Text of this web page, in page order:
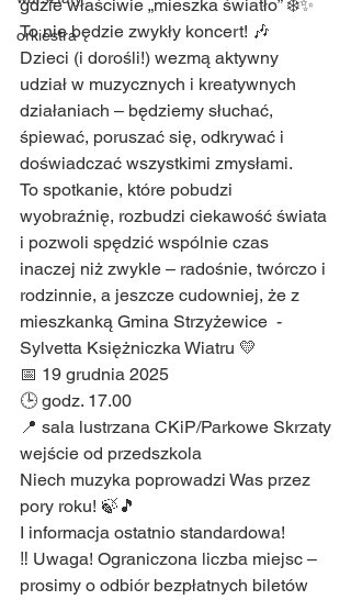
orkiestra
gdzie właściwie „mieszka światło” ❄️✨
To nie będzie zwykły koncert! 🎶
Dzieci (i dorośli!) wezmą aktywny
udział w muzycznych i kreatywnych
działaniach – będziemy słuchać,
śpiewać, poruszać się, odkrywać i
doświadczać wszystkimi zmysłami.
To spotkanie, które pobudzi
wyobraźnię, rozbudzi ciekawość świata
i pozwoli spędzić wspólnie czas
inaczej niż zwykle – radośnie, twórczo i
rodzinnie, a jeszcze cudowniej, że z
mieszkanką Gmina Strzyżewice  -
Sylvetta Księżniczka Wiatru 💛
📅 19 grudnia 2025
🕒 godz. 17.00
📍 sala lustrzana CKiP/Parkowe Skrzaty
wejście od przedszkola
Niech muzyka poprowadzi Was przez
pory roku! 🍃🎵
I informacja ostatnio standardowa!
‼️ Uwaga! Ograniczona liczba miejsc –
prosimy o odbiór bezpłatnych biletów